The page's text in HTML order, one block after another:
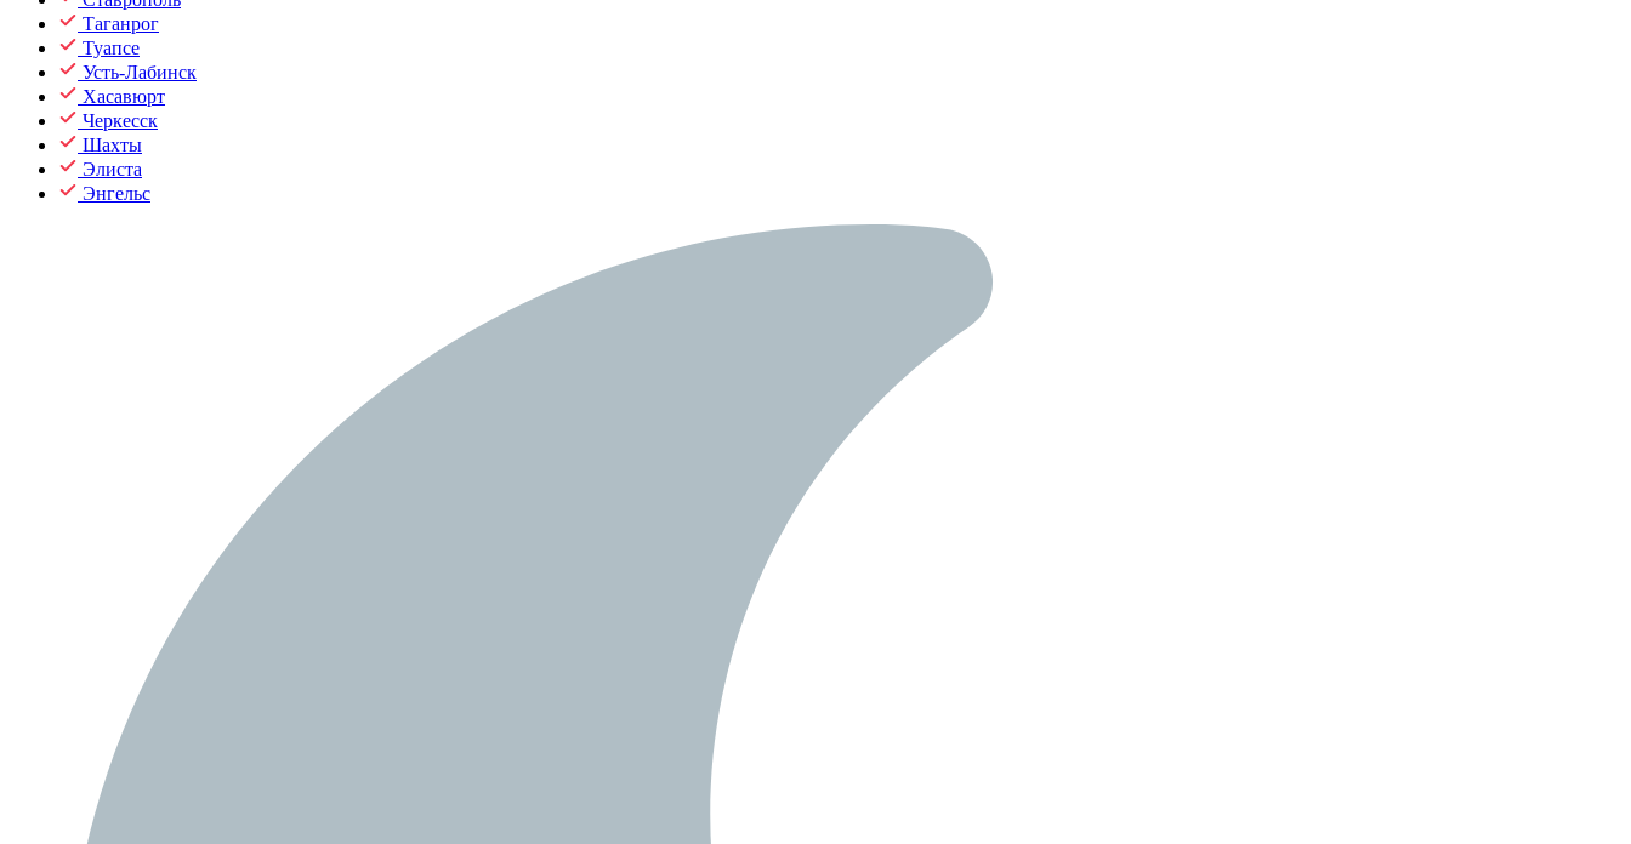
Таганрог
Туапсе
Усть-Лабинск
Хасавюрт
Черкесск
Шахты
Элиста
Энгельс